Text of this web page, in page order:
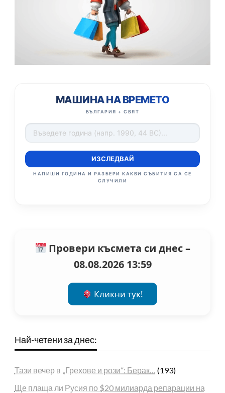
МАШИНА НА ВРЕМЕТО
БЪЛГАРИЯ + СВЯТ
ИЗСЛЕДВАЙ
НАПИШИ ГОДИНА И РАЗБЕРИ КАКВИ СЪБИТИЯ СА СЕ
СЛУЧИЛИ
Провери късмета си днес –
08.08.2026 13:59
Кликни тук!
Най-четени за днес:
Тази вечер в „Грехове и рози“: Берак… (193)
Ще плаща ли Русия по $20 милиарда репарации на